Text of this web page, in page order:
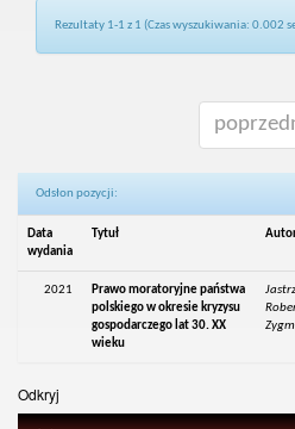
Rezultaty 1-1 z 1 (Czas wyszukiwania: 0.002
Odsłon pozycji:
Data
wydania
Tytuł
2021
Prawo moratoryjne państwa
polskiego w okresie kryzysu
gospodarczego lat 30. XX
wieku
Odkryj